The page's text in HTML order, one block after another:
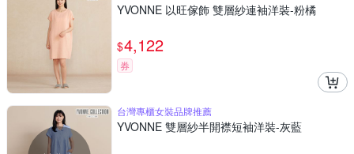
YVONNE 以旺傢飾 雙層紗連袖洋裝-粉橘
$4,122
券
台灣專櫃女裝品牌推薦
YVONNE 雙層紗半開襟短袖洋裝-灰藍